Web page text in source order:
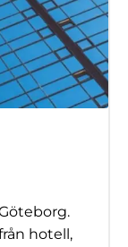
hotell,